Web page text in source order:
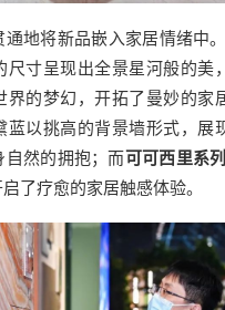
地将新品嵌入家居情绪中。
尺寸呈现出全景星河般的美
的梦幻，开拓了曼妙的家
蓝以挑高的背景墙形式，展
自然的拥抱；而可可西里系
了疗愈的家居触感体验。